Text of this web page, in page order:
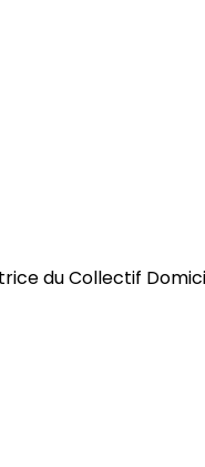
du Collectif